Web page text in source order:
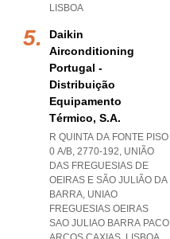
LISBOA
Daikin
Airconditioning
Portugal -
Distribuição
Equipamento
Térmico, S.a.
R QUINTA DA FONTE PISO
0 A/B, 2770-192, UNIÃO
DAS FREGUESIAS DE
OEIRAS E SÃO JULIÃO DA
BARRA, UNIAO
FREGUESIAS OEIRAS
SAO JULIAO BARRA PACO